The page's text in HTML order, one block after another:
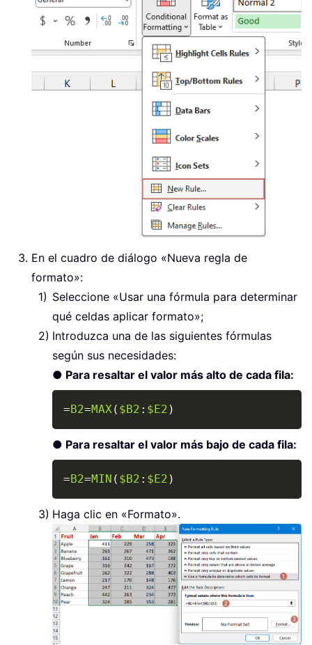
En el cuadro de diálogo «Nueva regla de
formato»:
Seleccione «Usar una fórmula para determinar
qué celdas aplicar formato»;
Introduzca una de las siguientes fórmulas
según sus necesidades:
● Para resaltar el valor más alto de cada fila:
= B2=MAX( $B2 : $E2 )
● Para resaltar el valor más bajo de cada fila:
= B2=MIN ( $B2 : $E2 )
Haga clic en «Formato».